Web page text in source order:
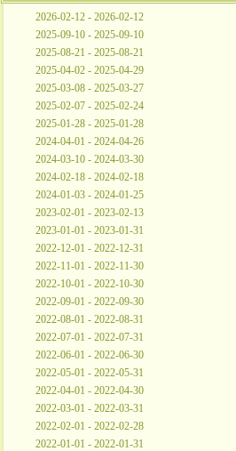
2026-02-12 - 2026-02-12
2025-09-10 - 2025-09-10
2025-08-21 - 2025-08-21
2025-04-02 - 2025-04-29
2025-03-08 - 2025-03-27
2025-02-07 - 2025-02-24
2025-01-28 - 2025-01-28
2024-04-01 - 2024-04-26
2024-03-10 - 2024-03-30
2024-02-18 - 2024-02-18
2024-01-03 - 2024-01-25
2023-02-01 - 2023-02-13
2023-01-01 - 2023-01-31
2022-12-01 - 2022-12-31
2022-11-01 - 2022-11-30
2022-10-01 - 2022-10-30
2022-09-01 - 2022-09-30
2022-08-01 - 2022-08-31
2022-07-01 - 2022-07-31
2022-06-01 - 2022-06-30
2022-05-01 - 2022-05-31
2022-04-01 - 2022-04-30
2022-03-01 - 2022-03-31
2022-02-01 - 2022-02-28
2022-01-01 - 2022-01-31